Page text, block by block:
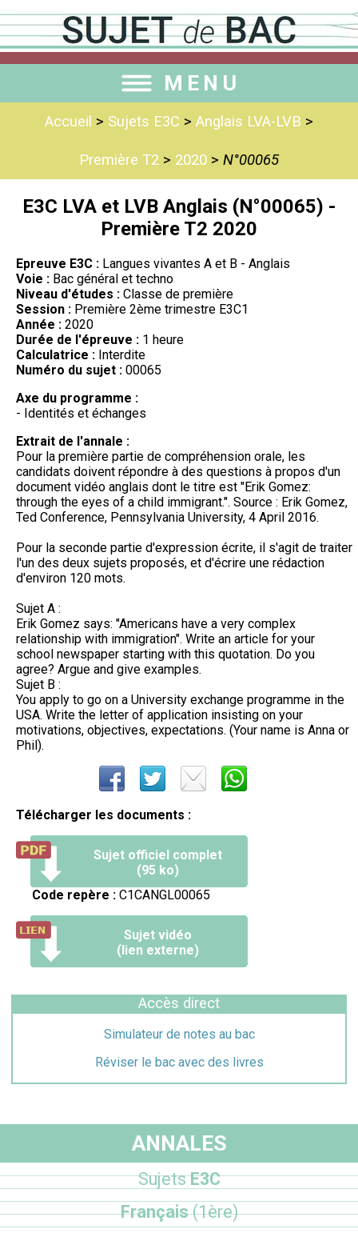
MENU
Accueil > Sujets E3C > Anglais LVA-LVB >
Première T2 > 2020 > N°00065
E3C LVA et LVB Anglais (N°00065) -
Première T2 2020
Epreuve E3C : Langues vivantes A et B - Anglais
Voie : Bac général et techno
Niveau d'études : Classe de première
Session : Première 2ème trimestre E3C1
Année : 2020
Durée de l'épreuve : 1 heure
Calculatrice : Interdite
Numéro du sujet : 00065
Axe du programme :
- Identités et échanges
Extrait de l'annale :
Pour la première partie de compréhension orale, les
candidats doivent répondre à des questions à propos d'un
document vidéo anglais dont le titre est "Erik Gomez:
through the eyes of a child immigrant.". Source : Erik Gomez,
Ted Conference, Pennsylvania University, 4 April 2016.
Pour la seconde partie d'expression écrite, il s'agit de traiter
l'un des deux sujets proposés, et d'écrire une rédaction
d'environ 120 mots.
Sujet A :
Erik Gomez says: "Americans have a very complex
relationship with immigration". Write an article for your
school newspaper starting with this quotation. Do you
agree? Argue and give examples.
Sujet B :
You apply to go on a University exchange programme in the
USA. Write the letter of application insisting on your
motivations, objectives, expectations. (Your name is Anna or
Phil).
Télécharger les documents :
Sujet officiel complet
(95 ko)
Code repère : C1CANGL00065
Sujet vidéo
(lien externe)
Accès direct
Simulateur de notes au bac
Réviser le bac avec des livres
ANNALES
SujetsE3C
Français(1ère)